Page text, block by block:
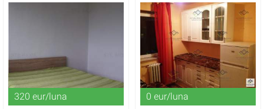
320 eur/luna 0 eur/luna